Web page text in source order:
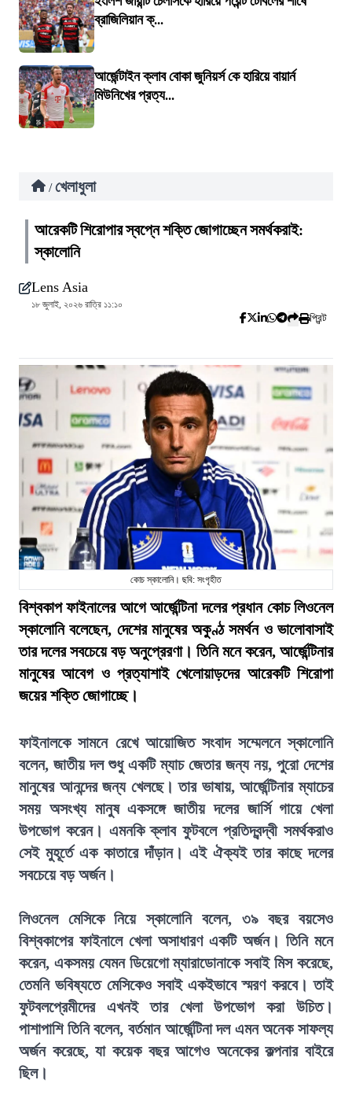
ব্রাজিলিয়ান ক্...
আর্জেন্টাইন ক্লাব বোকা জুনিয়র্স কে হারিয়ে বায়ার্ন
মিউনিখের প্রত্য...
/ খেলাধুলা
আরেকটি শিরোপার স্বপ্নে শক্তি জোগাচ্ছেন সমর্থকরাই:
স্কালোনি
Lens Asia
১৮ জুলাই, ২০২৬ রাত্রি ১১:১০
প্রিন্ট
কোচ স্কালোনি। ছবি: সংগৃহীত
বিশ্বকাপ ফাইনালের আগে আর্জেন্টিনা দলের প্রধান কোচ লিওনেল
স্কালোনি বলেছেন, দেশের মানুষের অকুণ্ঠ সমর্থন ও ভালোবাসাই
তার দলের সবচেয়ে বড় অনুপ্রেরণা। তিনি মনে করেন, আর্জেন্টিনার
মানুষের আবেগ ও প্রত্যাশাই খেলোয়াড়দের আরেকটি শিরোপা
জয়ের শক্তি জোগাচ্ছে।
ফাইনালকে সামনে রেখে আয়োজিত সংবাদ সম্মেলনে স্কালোনি
বলেন, জাতীয় দল শুধু একটি ম্যাচ জেতার জন্য নয়, পুরো দেশের
মানুষের আনন্দের জন্য খেলছে। তার ভাষায়, আর্জেন্টিনার ম্যাচের
সময় অসংখ্য মানুষ একসঙ্গে জাতীয় দলের জার্সি গায়ে খেলা
উপভোগ করেন। এমনকি ক্লাব ফুটবলে প্রতিদ্বন্দ্বী সমর্থকরাও
সেই মুহূর্তে এক কাতারে দাঁড়ান। এই ঐক্যই তার কাছে দলের
সবচেয়ে বড় অর্জন।
লিওনেল মেসিকে নিয়ে স্কালোনি বলেন, ৩৯ বছর বয়সেও
বিশ্বকাপের ফাইনালে খেলা অসাধারণ একটি অর্জন। তিনি মনে
করেন, একসময় যেমন ডিয়েগো ম্যারাডোনাকে সবাই মিস করেছে,
তেমনি ভবিষ্যতে মেসিকেও সবাই একইভাবে স্মরণ করবে। তাই
ফুটবলপ্রেমীদের এখনই তার খেলা উপভোগ করা উচিত।
পাশাপাশি তিনি বলেন, বর্তমান আর্জেন্টিনা দল এমন অনেক সাফল্য
অর্জন করেছে, যা কয়েক বছর আগেও অনেকের কল্পনার বাইরে
ছিল।